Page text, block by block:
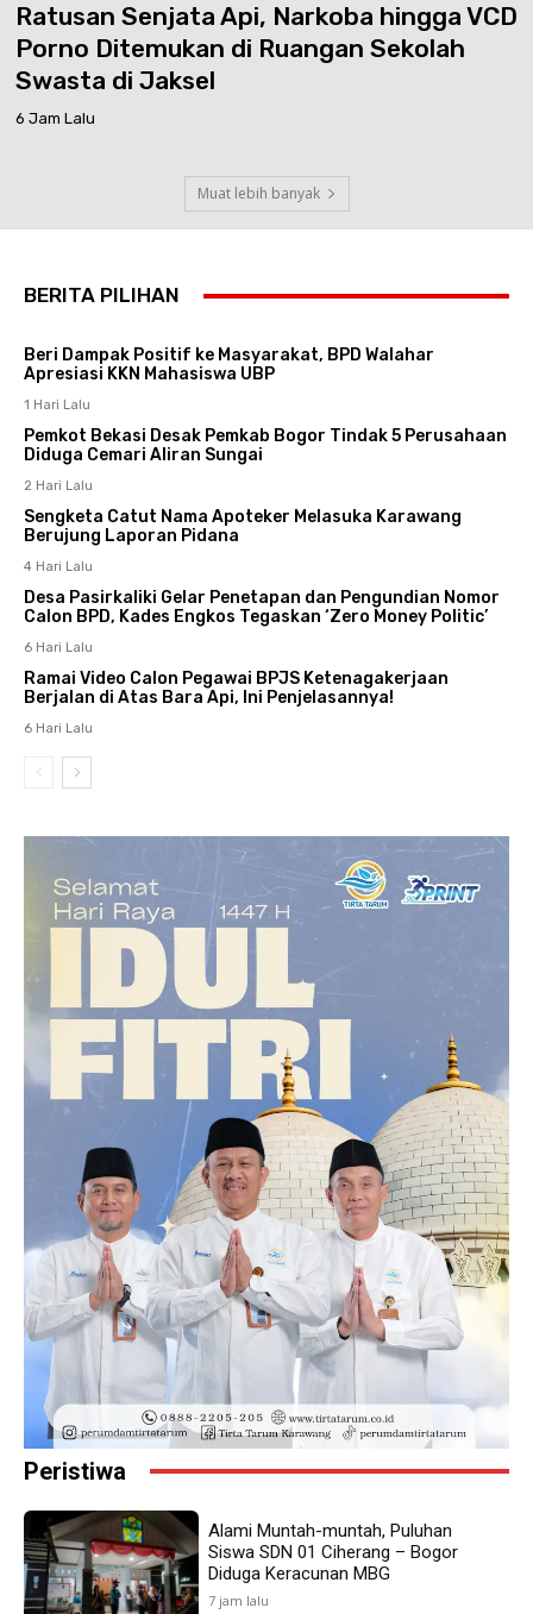
Ratusan Senjata Api, Narkoba hingga VCD
Porno Ditemukan di Ruangan Sekolah
Swasta di Jaksel
6 Jam Lalu
Muat lebih banyak
BERITA PILIHAN
Beri Dampak Positif ke Masyarakat, BPD Walahar
Apresiasi KKN Mahasiswa UBP
1 Hari Lalu
Pemkot Bekasi Desak Pemkab Bogor Tindak 5 Perusahaan
Diduga Cemari Aliran Sungai
2 Hari Lalu
Sengketa Catut Nama Apoteker Melasuka Karawang
Berujung Laporan Pidana
4 Hari Lalu
Desa Pasirkaliki Gelar Penetapan dan Pengundian Nomor
Calon BPD, Kades Engkos Tegaskan ‘Zero Money Politic’
6 Hari Lalu
Ramai Video Calon Pegawai BPJS Ketenagakerjaan
Berjalan di Atas Bara Api, Ini Penjelasannya!
6 Hari Lalu
Peristiwa
Alami Muntah-muntah, Puluhan
Siswa SDN 01 Ciherang – Bogor
Diduga Keracunan MBG
7 jam lalu